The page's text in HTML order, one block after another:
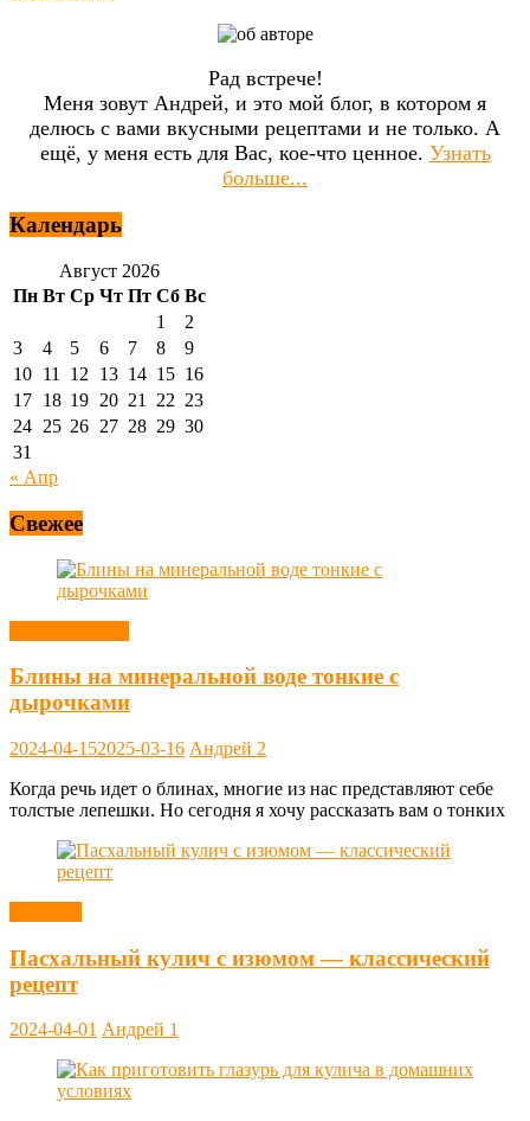
Рад встрече!
Меня зовут Андрей, и это мой блог, в котором я
делюсь с вами вкусными рецептами и не только. А
ещё, у меня есть для Вас, кое-что ценное. Узнать
больше...
Календарь
Август 2026
Пн Вт Ср Чт Пт Сб Вс
1
2
3
4 5 6 7 8
9
10 11 12 13 14 15 16
17 18 19 20 21 22 23
24 25 26 27 28 29 30
31
« Апр
Свежее
Блины на минеральной воде тонкие с
дырочками
2024-04-152025-03-16 Андрей 2
Когда речь идет о блинах, многие из нас представляют себе
толстые лепешки. Но сегодня я хочу рассказать вам о тонких
Пасхальный кулич с изюмом — классический
рецепт
2024-04-01 Андрей 1